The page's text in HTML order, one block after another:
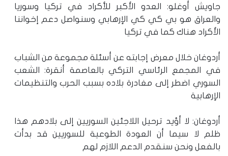
جاويش أوغلو: العدو الأكبر للأكراد في تركيا وسوريا
والعراق هو بي كي كي الإرهابي وسنواصل دعم إخواننا
الأكراد هناك كما في تركيا
أردوغان خلال معرض إجابته عن أسئلة مجموعة من الشباب
في المجمع الرئاسي التركي بالعاصمة أنقرة: الشعب
السوري اضطر إلى مغادرة بلاده بسبب الحرب والتنظيمات
الإرهابية
أردوغان: لا أؤيد ترحيل اللاجئين السوريين إلى بلادهم هذا
ظلم لا سيما أن العودة الطوعية للسوريين قد بدأت
بالفعل ونحن سنقدم الدعم اللازم لهم